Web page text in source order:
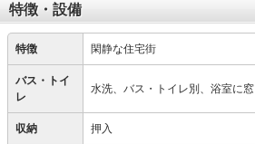
特徴・設備
特徴 閑静な住宅街
バス・トイ
レ
水洗、バス・トイレ別、浴室に窓
収納 押入